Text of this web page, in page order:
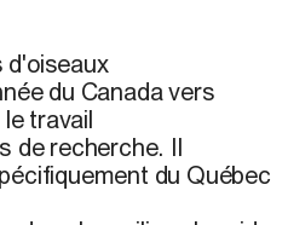
d'oiseaux
du Canada vers
travail
de recherche. Il
du Québec